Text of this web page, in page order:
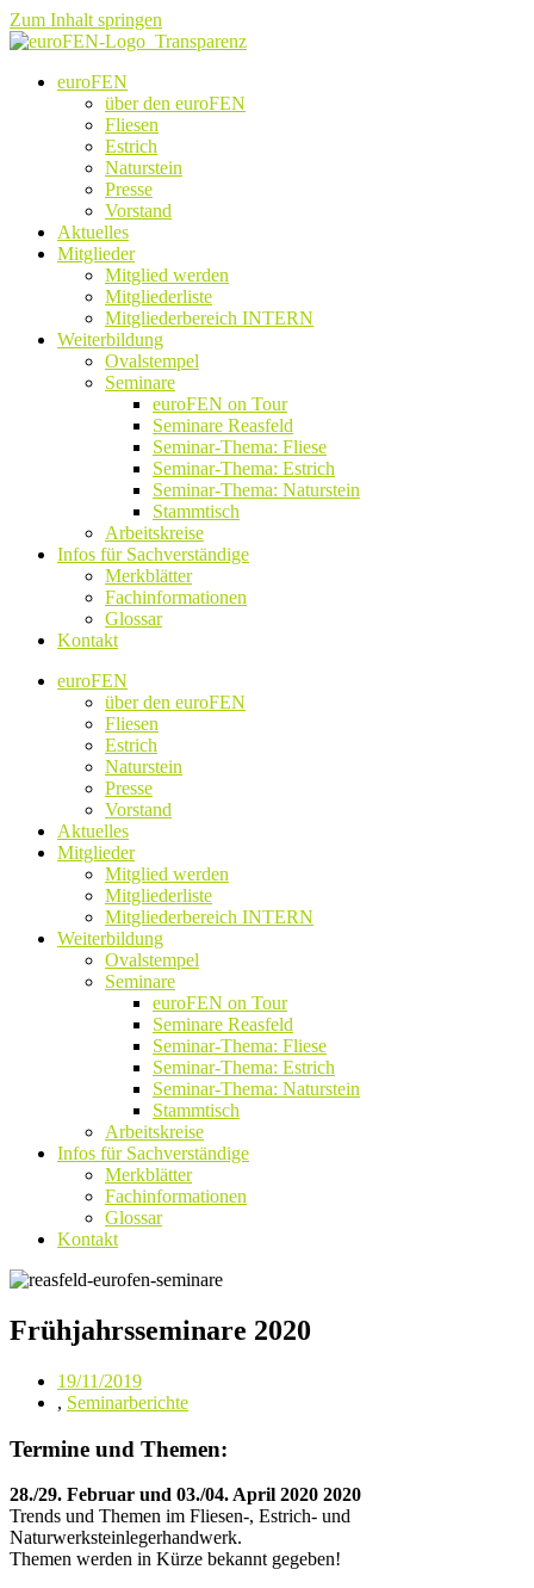
Zum Inhalt springen
euroFEN
über den euroFEN
Fliesen
Estrich
Naturstein
Presse
Vorstand
Aktuelles
Mitglieder
Mitglied werden
Mitgliederliste
Mitgliederbereich INTERN
Weiterbildung
Ovalstempel
Seminare
euroFEN on Tour
Seminare Reasfeld
Seminar-Thema: Fliese
Seminar-Thema: Estrich
Seminar-Thema: Naturstein
Stammtisch
Arbeitskreise
Infos für Sachverständige
Merkblätter
Fachinformationen
Glossar
Kontakt
euroFEN
über den euroFEN
Fliesen
Estrich
Naturstein
Presse
Vorstand
Aktuelles
Mitglieder
Mitglied werden
Mitgliederliste
Mitgliederbereich INTERN
Weiterbildung
Ovalstempel
Seminare
euroFEN on Tour
Seminare Reasfeld
Seminar-Thema: Fliese
Seminar-Thema: Estrich
Seminar-Thema: Naturstein
Stammtisch
Arbeitskreise
Infos für Sachverständige
Merkblätter
Fachinformationen
Glossar
Kontakt
Frühjahrsseminare 2020
19/11/2019
, Seminarberichte
Termine und Themen:
28./29. Februar und 03./04. April 2020 2020
Trends und Themen im Fliesen-, Estrich- und
Naturwerksteinlegerhandwerk.
Themen werden in Kürze bekannt gegeben!